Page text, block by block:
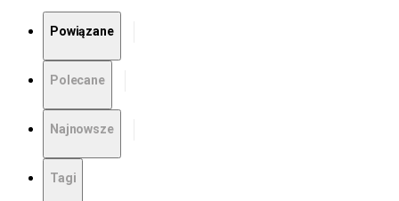
Powiązane
Polecane
Najnowsze
Tagi